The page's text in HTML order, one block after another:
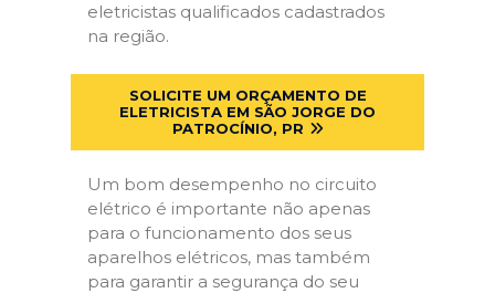
eletricistas qualificados cadastrados
na região.
SOLICITE UM ORÇAMENTO DE
ELETRICISTA EM SÃO JORGE DO
PATROCÍNIO, PR
Um bom desempenho no circuito
elétrico é importante não apenas
para o funcionamento dos seus
aparelhos elétricos, mas também
para garantir a segurança do seu